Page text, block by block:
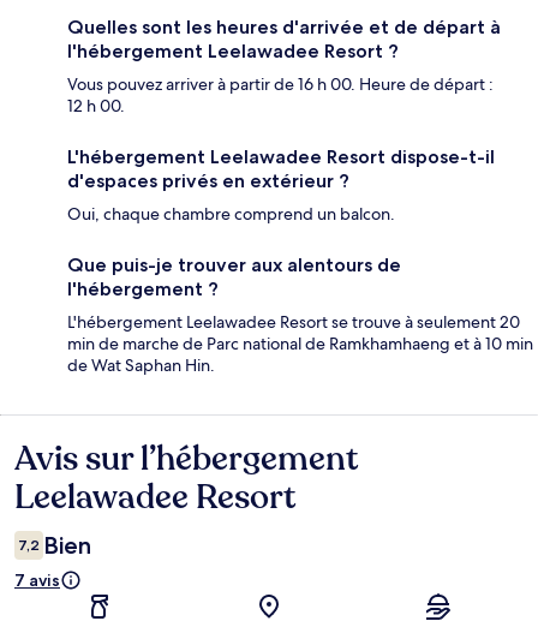
Quelles sont les heures d'arrivée et de départ à
l'hébergement Leelawadee Resort ?
Vous pouvez arriver à partir de 16 h 00. Heure de départ :
12 h 00.
L'hébergement Leelawadee Resort dispose-t-il
d'espaces privés en extérieur ?
Oui, chaque chambre comprend un balcon.
Que puis-je trouver aux alentours de
l'hébergement ?
L'hébergement Leelawadee Resort se trouve à seulement 20
min de marche de Parc national de Ramkhamhaeng et à 10 min
de Wat Saphan Hin.
Avis
Avis sur l’hébergement
Leelawadee Resort
7,2 Bien
7 avis